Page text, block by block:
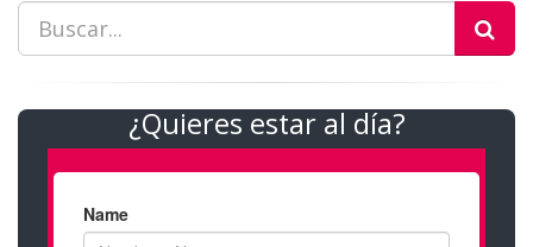
¿Quieres estar al día?